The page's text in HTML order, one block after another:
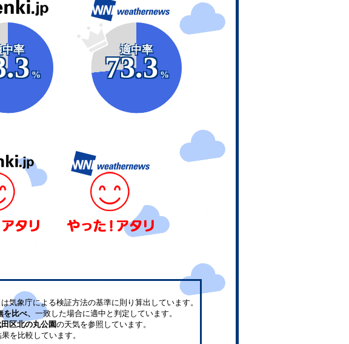
中率
%
適中率
73.3
%
気象庁による検証方法の基準に則り算出しています。
比べ、 一致した場合に適中と判定しています。
区北の丸公園の天気を参照しています。
を比較しています。